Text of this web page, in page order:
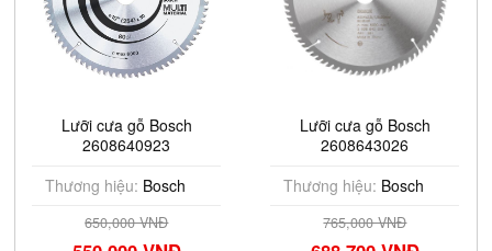
Lưỡi cưa gỗ Bosch
2608643026
Thương hiệu:Bosch
765,000 VNĐ
Lưỡi cưa gỗ Bosch
2608642999
Thương hiệu:Bosch
350,000 VNĐ